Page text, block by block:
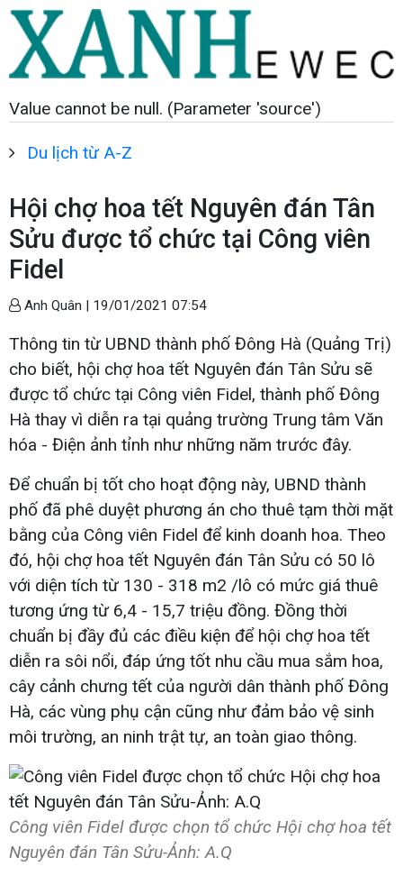
Value cannot be null. (Parameter 'source')
Du lịch từ A-Z
Hội chợ hoa tết Nguyên đán Tân
Sửu được tổ chức tại Công viên
Fidel
Anh Quân | 19/01/2021 07:54
Thông tin từ UBND thành phố Đông Hà (Quảng Trị)
cho biết, hội chợ hoa tết Nguyên đán Tân Sửu sẽ
được tổ chức tại Công viên Fidel, thành phố Đông
Hà thay vì diễn ra tại quảng trường Trung tâm Văn
hóa - Điện ảnh tỉnh như những năm trước đây.
Để chuẩn bị tốt cho hoạt động này, UBND thành
phố đã phê duyệt phương án cho thuê tạm thời mặt
bằng của Công viên Fidel để kinh doanh hoa. Theo
đó, hội chợ hoa tết Nguyên đán Tân Sửu có 50 lô
với diện tích từ 130 - 318 m2 /lô có mức giá thuê
tương ứng từ 6,4 - 15,7 triệu đồng. Đồng thời
chuẩn bị đầy đủ các điều kiện để hội chợ hoa tết
diễn ra sôi nổi, đáp ứng tốt nhu cầu mua sắm hoa,
cây cảnh chưng tết của người dân thành phố Đông
Hà, các vùng phụ cận cũng như đảm bảo vệ sinh
môi trường, an ninh trật tự, an toàn giao thông.
Công viên Fidel được chọn tổ chức Hội chợ hoa tết
Nguyên đán Tân Sửu-Ảnh: A.Q​